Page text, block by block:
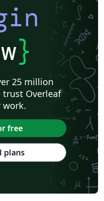
}
25 million
Overleaf
free
plans